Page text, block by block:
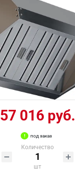
57 016 руб.
под заказ
Количество
шт